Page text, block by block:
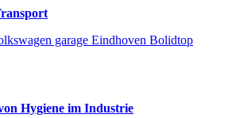
Hygiene im Industrie